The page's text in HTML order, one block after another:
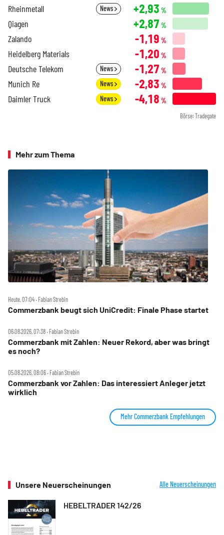
Rheinmetall News +2,93 %
Qiagen +2,87 %
Zalando -1,19 %
Heidelberg Materials -1,20 %
Deutsche Telekom News -1,27 %
Munich Re News -2,83 %
Daimler Truck News -4,18 %
Börse: Tradegate
Mehr zum Thema
Heute, 07:04 ‧ Fabian Strebin
Commerzbank beugt sich UniCredit: Finale Phase startet
06.08.2026, 07:38 ‧ Fabian Strebin
Commerzbank mit Zahlen: Neuer Rekord, aber was bringt
es noch?
05.08.2026, 08:06 ‧ Fabian Strebin
Commerzbank vor Zahlen: Das interessiert Anleger jetzt
wirklich
Mehr Commerzbank Empfehlungen
Unsere Neuerscheinungen Alle Neuerscheinungen
HEBELTRADER 142/26